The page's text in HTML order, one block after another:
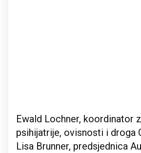
Ewald Lochner, koordinator
psihijatrije, ovisnosti i droga
Lisa Brunner, predsjednica